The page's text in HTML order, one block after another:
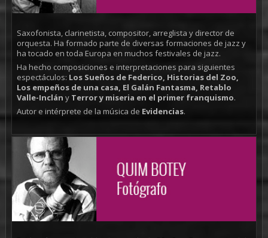
Saxofonista, clarinetista, compositor, arreglista y director de
orquesta. Ha formado parte de diversas formaciones de jazz y
ha tocado en toda Europa en muchos festivales de jazz.
Ha hecho composiciones e interpretaciones para siguientes
espectáculos: Los Sueños de Federico, Historias del Zoo,
Los empeños de una casa, El Galán Fantasma, Retablo
Valle-Inclán y Terror y miseria en el primer franquismo.
Autor e intérprete de la música de Evidencias.